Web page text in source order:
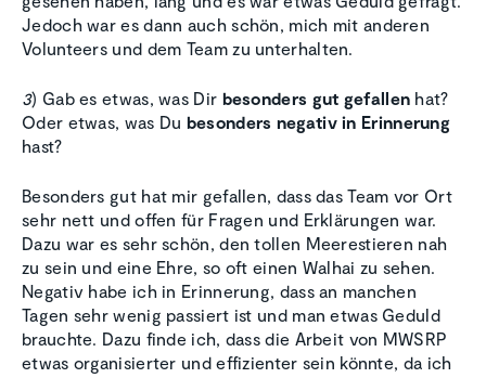
Jedoch war es dann auch schön, mich mit anderen
Volunteers und dem Team zu unterhalten.
3) Gab es etwas, was Dir besonders gut gefallen hat?
Oder etwas, was Du besonders negativ in Erinnerung
hast?
Besonders gut hat mir gefallen, dass das Team vor Ort
sehr nett und offen für Fragen und Erklärungen war.
Dazu war es sehr schön, den tollen Meerestieren nah
zu sein und eine Ehre, so oft einen Walhai zu sehen.
Negativ habe ich in Erinnerung, dass an manchen
Tagen sehr wenig passiert ist und man etwas Geduld
brauchte. Dazu finde ich, dass die Arbeit von MWSRP
etwas organisierter und effizienter sein könnte, da ich